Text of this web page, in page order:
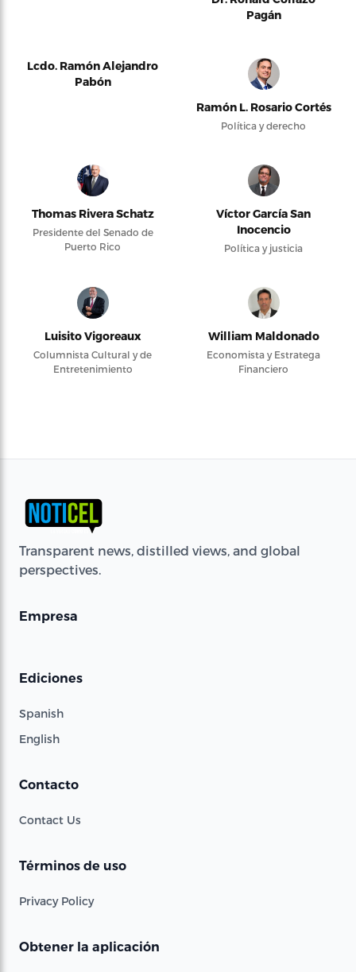
Pagán
Lcdo. Ramón Alejandro
Pabón
Ramón L. Rosario Cortés
Política y derecho
Thomas Rivera Schatz
Presidente del Senado de
Puerto Rico
Víctor García San
Inocencio
Política y justicia
Luisito Vigoreaux
Columnista Cultural y de
Entretenimiento
William Maldonado
Economista y Estratega
Financiero
Transparent news, distilled views, and global
perspectives.
Empresa
Ediciones
Spanish
English
Contacto
Contact Us
Términos de uso
Privacy Policy
Obtener la aplicación